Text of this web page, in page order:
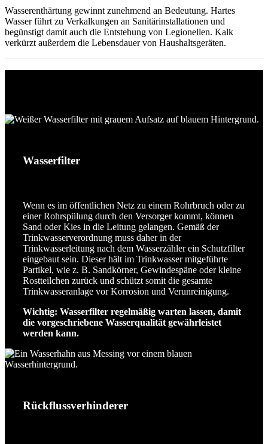
Wasserenthärtung gewinnt zunehmend an Bedeutung. Hartes
Wasser führt zu Verkalkungen an Sanitärinstallationen und
begünstigt damit auch die Entstehung von Legionellen. Kalk
verkürzt außerdem die Lebensdauer von Haushaltsgeräten.
Wasserfilter
Wenn es im öffentlichen Netz zu einem Rohrbruch oder zu
einer Rohrspülung durch den Versorger kommt, können
Sand oder Kies in die Leitung gelangen. Gemäß der
Trinkwasserverordnung muss daher in der
Trinkwasserleitung nach dem Wasserzähler ein Schutzfilter
eingebaut sein. Dieser hält im Trinkwasser mitgeführte
Partikel, wie z. B. Sandkörner, Gewindespäne oder kleine
Rostteilchen zurück und schützt somit die gesamte
Trinkwasseranlage vor Korrosion und Verunreinigung.
Wichtig: Wasserfilter regelmäßig warten lassen, damit
die vorgeschriebene Wasserqualität gewährleistet
werden kann.
Rückflussverhinderer